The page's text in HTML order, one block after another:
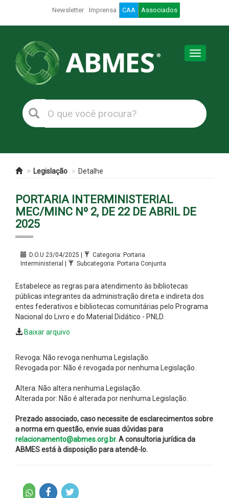
Newsletter Imprensa CAA Associados
Toggle
Legislação Detalhe
PORTARIA INTERMINISTERIAL
MEC/MINC Nº 2, DE 22 DE ABRIL DE
2025
D.O.U 23/04/2025 |
Categoria: Portaria
Interministerial |
Subcategoria: Portaria Conjunta
Estabelece as regras para atendimento às bibliotecas
públicas integrantes da administração direta e indireta dos
entes federativos e bibliotecas comunitárias pelo Programa
Nacional do Livro e do Material Didático - PNLD.
Baixar arquivo
Revoga: Não revoga nenhuma Legislação.
Revogada por: Não é revogada por nenhuma Legislação.
Altera: Não altera nenhuma Legislação.
Alterada por: Não é alterada por nenhuma Legislação.
Prezado associado, caso necessite de esclarecimentos sobre
a norma em questão, envie suas dúvidas para
relacionamento@abmes.org.br.A consultoria jurídica da
ABMES está à disposição para atendê-lo.